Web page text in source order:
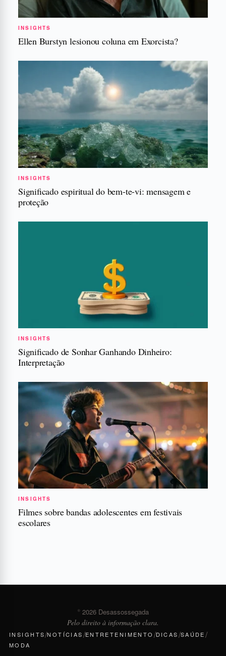
INSIGHTS
Ellen Burstyn lesionou coluna em Exorcista?
INSIGHTS
Significado espiritual do bem-te-vi: mensagem e
proteção
INSIGHTS
Significado de Sonhar Ganhando Dinheiro:
Interpretação
INSIGHTS
Filmes sobre bandas adolescentes em festivais
escolares
© 2026 Desassossegada
Pelo direito à informação clara.
INSIGHTS/NOTÍCIAS/ENTRETENIMENTO /DICAS/SAÚDE/
MODA